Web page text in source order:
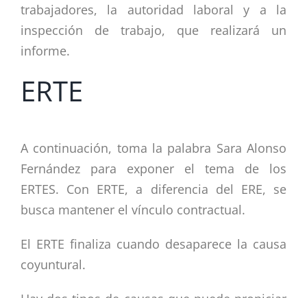
trabajadores, la autoridad laboral y a la
inspección de trabajo, que realizará un
informe.
ERTE
A continuación, toma la palabra Sara Alonso
Fernández para exponer el tema de los
ERTES. Con ERTE, a diferencia del ERE, se
busca mantener el vínculo contractual.
El ERTE finaliza cuando desaparece la causa
coyuntural.